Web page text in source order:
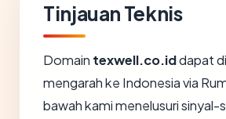
Tinjauan Teknis
Domain texwell.co.iddapat
mengarah ke Indonesia via
bawah kami menelusuri sinyal-